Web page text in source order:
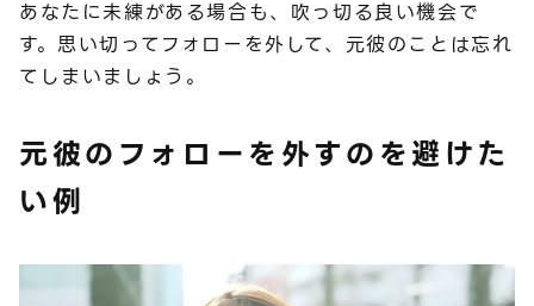
あなたに未練がある場合も、吹っ切る良い機会で
す。思い切ってフォローを外して、元彼のことは忘れ
てしまいましょう。
元彼のフォローを外すのを避けた
い例